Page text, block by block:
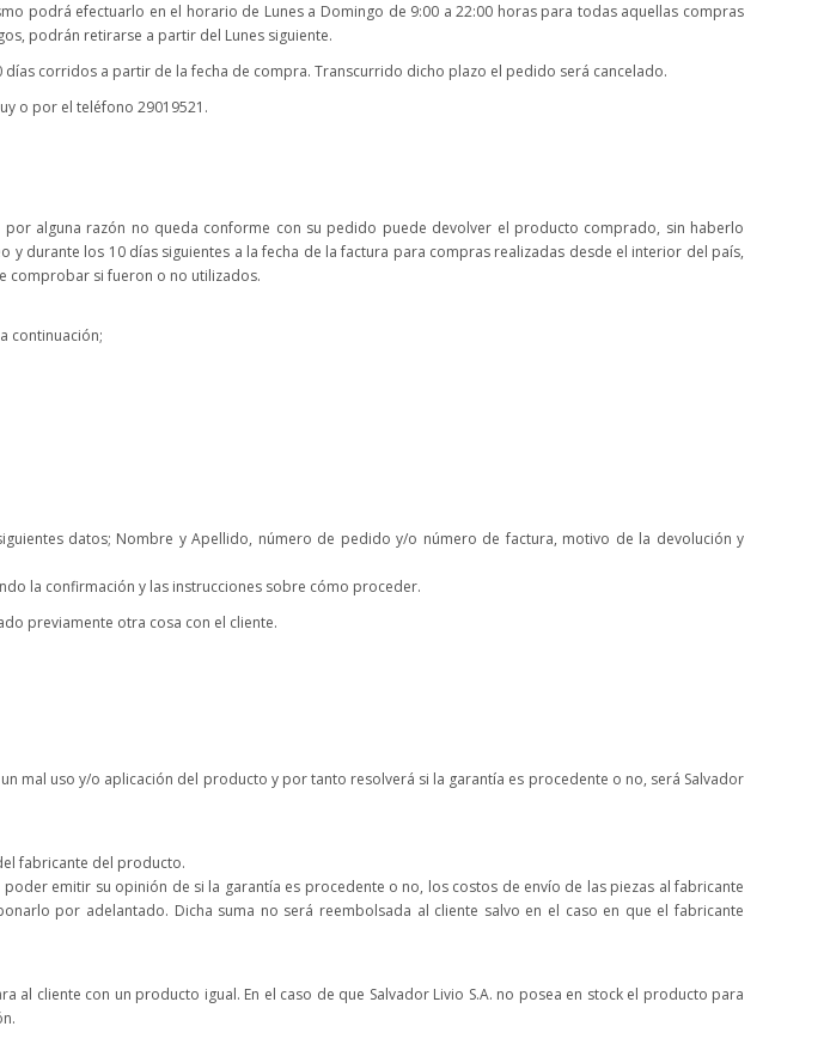
podrá efectuarlo en el horario de Lunes a Domingo de 9:00 a 22:00 horas para todas aquellas compras
podrán retirarse a partir del Lunes siguiente.
corridos a partir de la fecha de compra. Transcurrido dicho plazo el pedido será cancelado.
o por el teléfono 29019521.
por alguna razón no queda conforme con su pedido puede devolver el producto comprado, sin haberlo
durante los 10 días siguientes a la fecha de la factura para compras realizadas desde el interior del país,
comprobar si fueron o no utilizados.
continuación;
datos; Nombre y Apellido, número de pedido y/o número de factura, motivo de la devolución y
la confirmación y las instrucciones sobre cómo proceder.
previamente otra cosa con el cliente.
mal uso y/o aplicación del producto y por tanto resolverá si la garantía es procedente o no, será Salvador
fabricante del producto.
emitir su opinión de si la garantía es procedente o no, los costos de envío de las piezas al fabricante
por adelantado. Dicha suma no será reembolsada al cliente salvo en el caso en que el fabricante
al cliente con un producto igual. En el caso de que Salvador Livio S.A. no posea en stock el producto para